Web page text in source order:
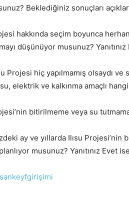
Beklediğiniz sonuçları açıklar
hakkında seçim boyunca
düşünüyor musunuz? Yanıtınız
Projesi hiç yapılmamış olsaydı
su, elektrik ve kalkınma amaçlı
bitirilmeme veya su
ay ve yıllarda Ilısu
musunuz? Yanıtınız Evet